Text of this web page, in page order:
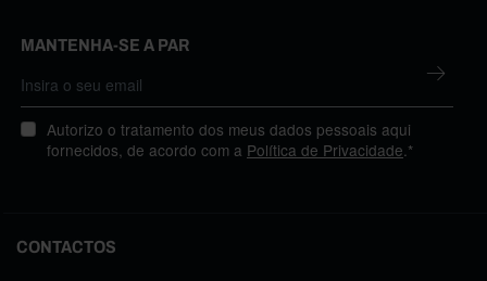
MANTENHA-SE A PAR
Autorizo o tratamento dos meus dados pessoais aqui
fornecidos, de acordo com a Política de Privacidade .*
CONTACTOS